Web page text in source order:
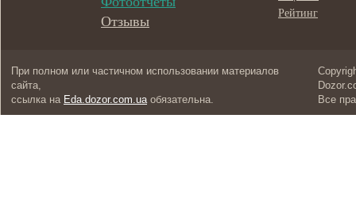
Отзывы
Рейтинг
При полном или частичном использовании материалов
сайта,
ссылка на Eda.dozor.com.uaобязательна.
Все